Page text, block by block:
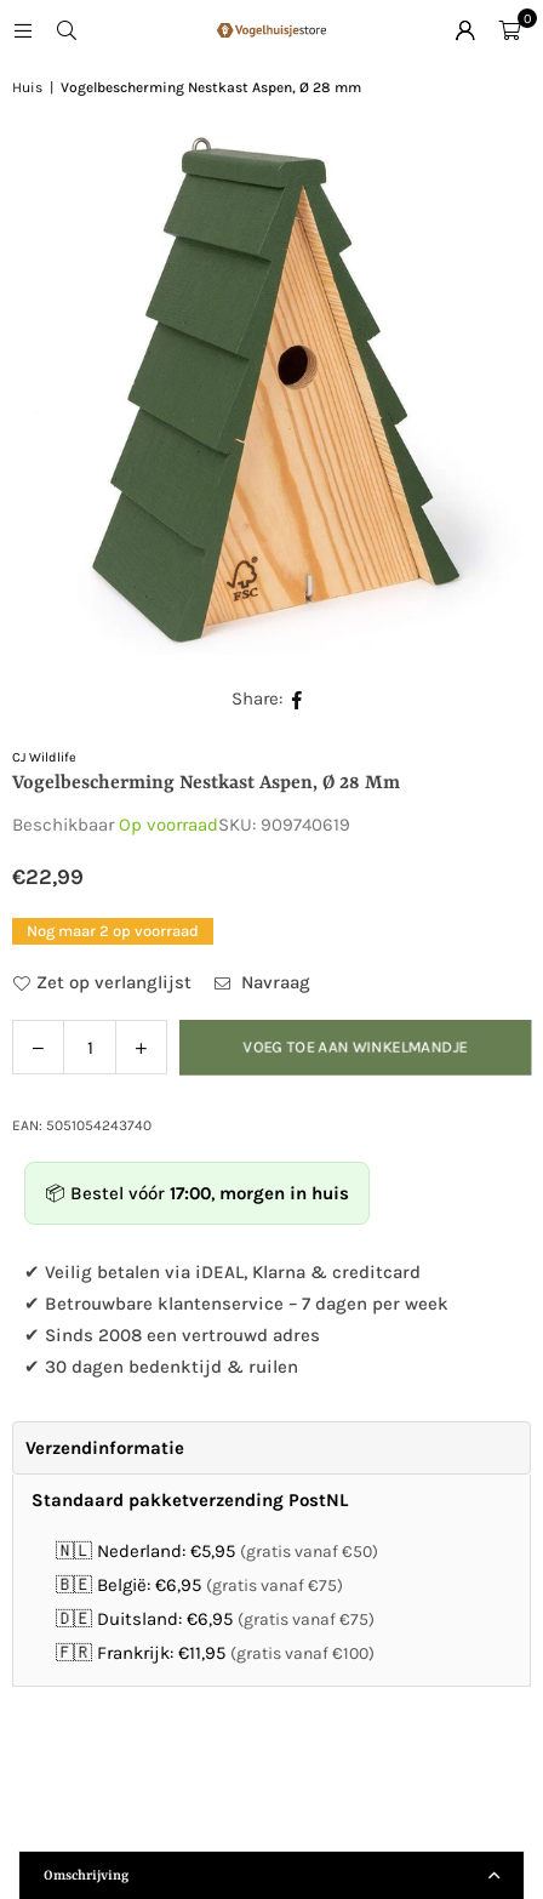
0
Huis Vogelbescherming Nestkast Aspen, Ø 28 mm
Share:
CJ Wildlife
Vogelbescherming Nestkast Aspen, Ø 28 Mm
BeschikbaarOp voorraadSKU: 909740619
Normale
prijs
€22,99
Nog maar 2 op voorraad
Zet op verlanglijst Navraag
Hoeveelheid
Verlaag
de
voor
Nestkast
Aspen,
mm
Verhoog
de
voor
Nestkast
Aspen,
VOEG TOE AAN WINKELMANDJE
EAN: 5051054243740
📦 Bestel vóór 17:00, morgen in huis
✔ Veilig betalen via iDEAL, Klarna & creditcard
✔ Betrouwbare klantenservice – 7 dagen per week
✔ Sinds 2008 een vertrouwd adres
✔ 30 dagen bedenktijd & ruilen
Verzendinformatie
Standaard pakketverzending PostNL
🇳🇱 Nederland: €5,95 (gratis vanaf €50)
🇧🇪 België: €6,95 (gratis vanaf €75)
🇩🇪 Duitsland: €6,95 (gratis vanaf €75)
🇫🇷 Frankrijk: €11,95 (gratis vanaf €100)
Omschrijving